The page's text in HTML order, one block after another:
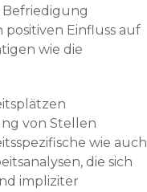
Einfluss auf
wie die
von Stellen
wie auch
die sich
impliziter